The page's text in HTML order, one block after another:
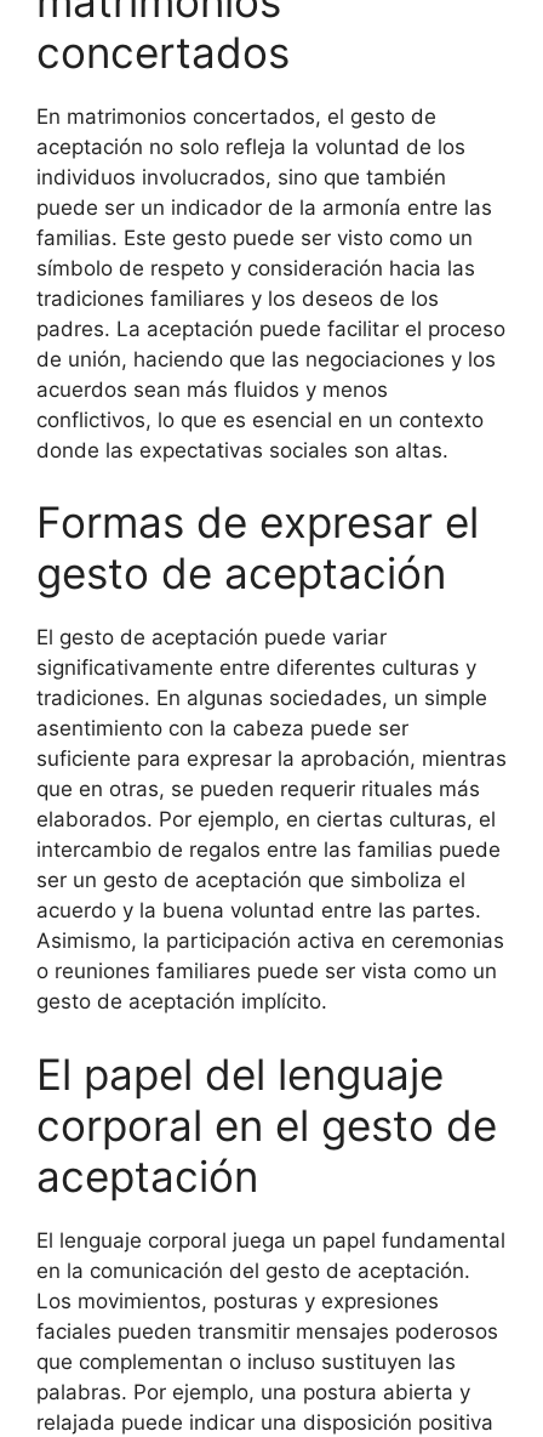
concertados
En matrimonios concertados, el gesto de
aceptación no solo refleja la voluntad de los
individuos involucrados, sino que también
puede ser un indicador de la armonía entre las
familias. Este gesto puede ser visto como un
símbolo de respeto y consideración hacia las
tradiciones familiares y los deseos de los
padres. La aceptación puede facilitar el proceso
de unión, haciendo que las negociaciones y los
acuerdos sean más fluidos y menos
conflictivos, lo que es esencial en un contexto
donde las expectativas sociales son altas.
Formas de expresar el
gesto de aceptación
El gesto de aceptación puede variar
significativamente entre diferentes culturas y
tradiciones. En algunas sociedades, un simple
asentimiento con la cabeza puede ser
suficiente para expresar la aprobación, mientras
que en otras, se pueden requerir rituales más
elaborados. Por ejemplo, en ciertas culturas, el
intercambio de regalos entre las familias puede
ser un gesto de aceptación que simboliza el
acuerdo y la buena voluntad entre las partes.
Asimismo, la participación activa en ceremonias
o reuniones familiares puede ser vista como un
gesto de aceptación implícito.
El papel del lenguaje
corporal en el gesto de
aceptación
El lenguaje corporal juega un papel fundamental
en la comunicación del gesto de aceptación.
Los movimientos, posturas y expresiones
faciales pueden transmitir mensajes poderosos
que complementan o incluso sustituyen las
palabras. Por ejemplo, una postura abierta y
relajada puede indicar una disposición positiva